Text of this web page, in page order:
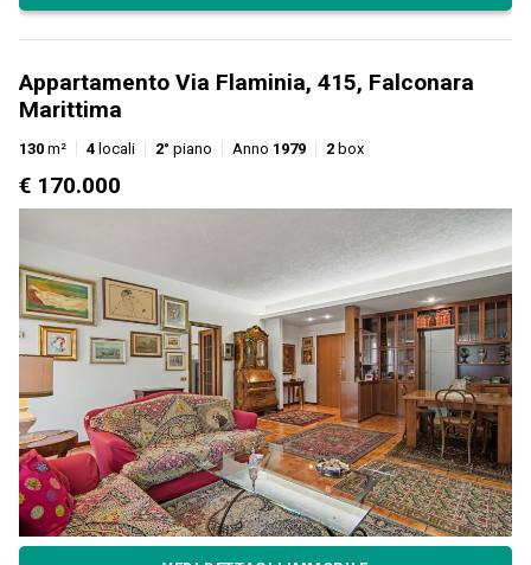
Appartamento Via Flaminia, 415, Falconara
Marittima
130 m² 4 locali 2° piano Anno 1979 2 box
€ 170.000